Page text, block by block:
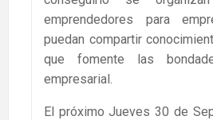
emprendedores para
puedan compartir
que fomente las
empresarial.
El próximo Jueves 30 de